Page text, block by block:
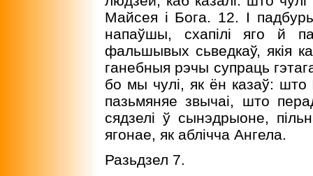
Майсея і Бога. 12. I
напаўшы, схапілі яго й
фальшывых сьведкаў, якія
ганебныя рэчы супраць
бо мы чулі, як ён казаў: што
пазьмяняе звычаі, што
сядзелі ў сынэдрыоне,
ягонае, як аблічча Ангела.
Разьдзел 7.